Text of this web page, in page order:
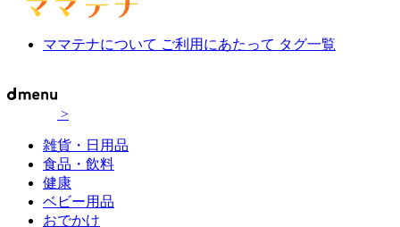
ママテナについて ご利用にあたって タグ一覧
>
雑貨・日用品
食品・飲料
健康
ベビー用品
おでかけ